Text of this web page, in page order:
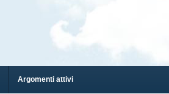
Argomenti attivi